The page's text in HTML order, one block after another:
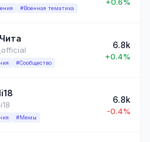
#Военная тематика
#Сообщество
6.8k
+0.4%
#Мемы
6.8k
-0.4%